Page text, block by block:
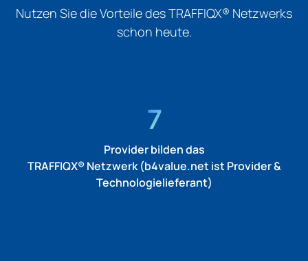
Nutzen Sie die Vorteile des TRAFFIQX® Netzwerks
schon heute.
7
Provider bilden das
TRAFFIQX® Netzwerk (b4value.net ist Provider &
Technologielieferant)